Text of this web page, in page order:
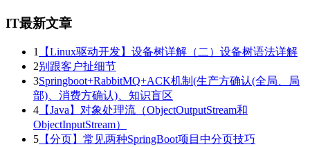
IT最新文章
1
【Linux驱动开发】设备树详解（二）设备树语法详解
2别跟客户扯细节
3Springboot+RabbitMQ+ACK机制(生产方确认(全局、局
部)、消费方确认)、知识盲区
4 【Java】对象处理流（ObjectOutputStream和
ObjectInputStream）
5 【分页】常见两种SpringBoot项目中分页技巧